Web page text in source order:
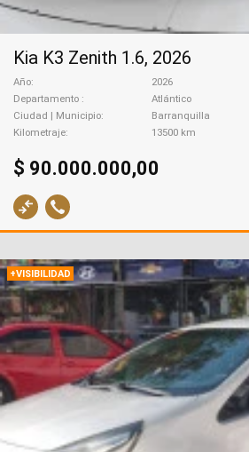
Kia K3 Zenith 1.6, 2026
Año
2026
Departamento
Atlántico
Ciudad | Municipio
Barranquilla
Kilometraje
13500 km
$ 90.000.000,00
+VISIBILIDAD